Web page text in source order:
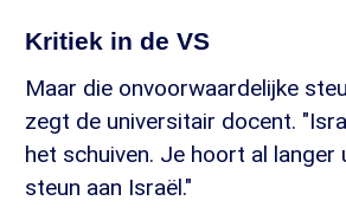
Kritiek in de VS
Maar die onvoorwaardelijke
zegt de universitair docent.
het schuiven. Je hoort al
steun aan Israël."